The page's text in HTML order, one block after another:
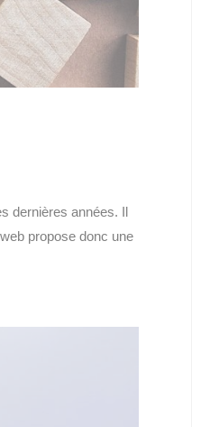
dernières années. Il
propose donc une